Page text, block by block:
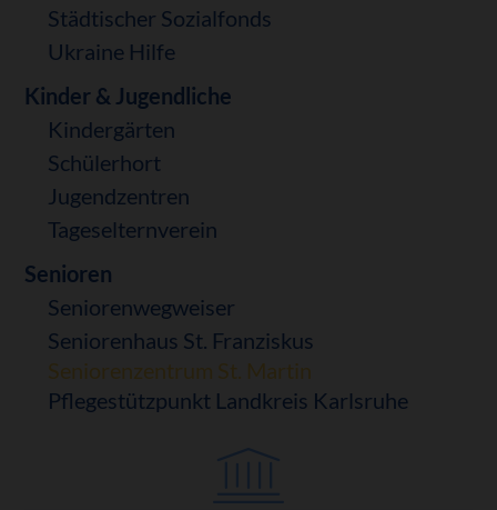
Städtischer Sozialfonds
Ukraine Hilfe
Kinder & Jugendliche
Kindergärten
Schülerhort
Jugendzentren
Tageselternverein
Senioren
Seniorenwegweiser
Seniorenhaus St. Franziskus
Seniorenzentrum St. Martin
Pflegestützpunkt Landkreis Karlsruhe